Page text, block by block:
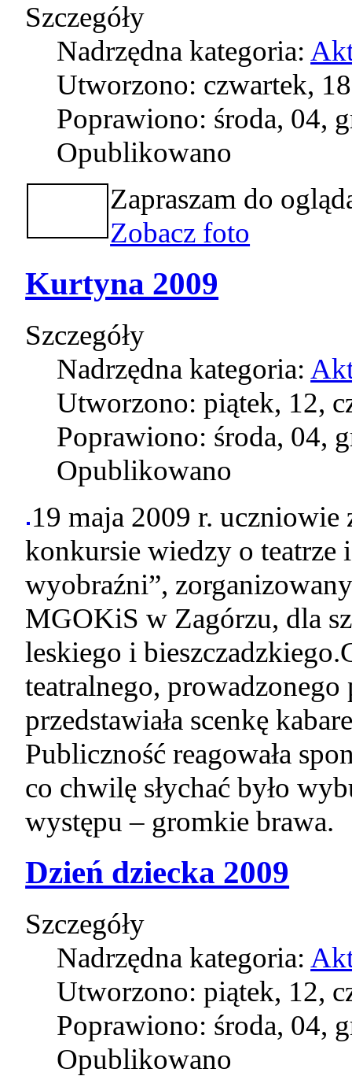
Szczegóły
Nadrzędna kategoria:
Utworzono: czwartek,
Poprawiono: środa, 04,
Opublikowano
Zapraszam do
Zobacz foto
Kurtyna 2009
Szczegóły
Nadrzędna kategoria:
Utworzono: piątek, 12,
Poprawiono: środa, 04,
Opublikowano
19 maja 2009 r. uczniowie
konkursie wiedzy o teatrze
wyobraźni”,
MGOKiS w Zagórzu, dla
leskiego i
teatralnego, prowadzonego
przedstawiała scenkę
Publiczność reagowała
co chwilę słychać było
występu – gromkie brawa.
Dzień dziecka 2009
Szczegóły
Nadrzędna kategoria:
Utworzono: piątek, 12,
Poprawiono: środa, 04,
Opublikowano